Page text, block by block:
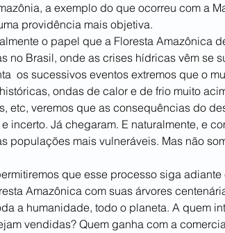
a exemplo do que ocorreu com a
providência mais objetiva.
o papel que a Floresta Amazônica
no Brasil, onde as crises hídricas vêm se
os sucessivos eventos extremos que o
ondas de calor e de frio muito
etc, veremos que as consequências do
incerto. Já chegaram. E naturalmente, e
populações mais vulneráveis. Mas não
que esse processo siga adiante
Amazônica com suas árvores
a humanidade, todo o planeta. A quem
vendidas? Quem ganha com a